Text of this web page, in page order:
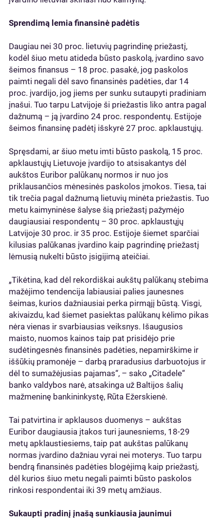
Sprendimą lemia finansinė padėtis
Daugiau nei 30 proc. lietuvių pagrindinę priežastį,
kodėl šiuo metu atideda būsto paskolą, įvardino savo
šeimos finansus – 18 proc. pasakė, jog paskolos
paimti negali dėl savo finansinės padėties, dar 14
proc. įvardijo, jog jiems per sunku sutaupyti pradiniam
įnašui. Tuo tarpu Latvijoje ši priežastis liko antra pagal
dažnumą – ją įvardino 24 proc. respondentų. Estijoje
šeimos finansinę padėtį išskyrė 27 proc. apklaustųjų.
Spręsdami, ar šiuo metu imti būsto paskolą, 15 proc.
apklaustųjų Lietuvoje įvardijo to atsisakantys dėl
aukštos Euribor palūkanų normos ir nuo jos
priklausančios mėnesinės paskolos įmokos. Tiesa, tai
tik trečia pagal dažnumą lietuvių minėta priežastis. Tuo
metu kaimyninėse šalyse šią priežastį pažymėjo
daugiausiai respondentų – 30 proc. apklaustųjų
Latvijoje 30 proc. ir 35 proc. Estijoje šiemet sparčiai
kilusias palūkanas įvardino kaip pagrindinę priežastį
lėmusią nukelti būsto įsigijimą ateičiai.
„Tikėtina, kad dėl rekordiškai aukštų palūkanų stebima
mažėjimo tendencija labiausiai palies jaunesnes
šeimas, kurios dažniausiai perka pirmąjį būstą. Visgi,
akivaizdu, kad šiemet pasiektas palūkanų kėlimo pikas
nėra vienas ir svarbiausias veiksnys. Išaugusios
maisto, nuomos kainos taip pat prisidėjo prie
sudėtingesnės finansinės padėties, nepamirškime ir
iššūkių pramonėje – darbą praradusius darbuotojus ir
dėl to sumažėjusias pajamas“, – sako „Citadele“
banko valdybos narė, atsakinga už Baltijos šalių
mažmeninę bankininkystę, Rūta Ežerskienė.
Tai patvirtina ir apklausos duomenys – aukštas
Euribor daugiausia įtakos turi jaunesniems, 18-29
metų apklaustiesiems, taip pat aukštas palūkanų
normas įvardino dažniau vyrai nei moterys. Tuo tarpu
bendrą finansinės padėties blogėjimą kaip priežastį,
dėl kurios šiuo metu negali paimti būsto paskolos
rinkosi respondentai iki 39 metų amžiaus.
Sukaupti pradinį įnašą sunkiausia jaunimui